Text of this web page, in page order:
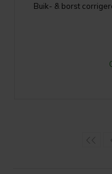
Buik- & borst